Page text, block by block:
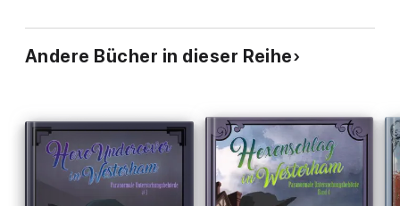
Andere Bücher in dieser Reihe